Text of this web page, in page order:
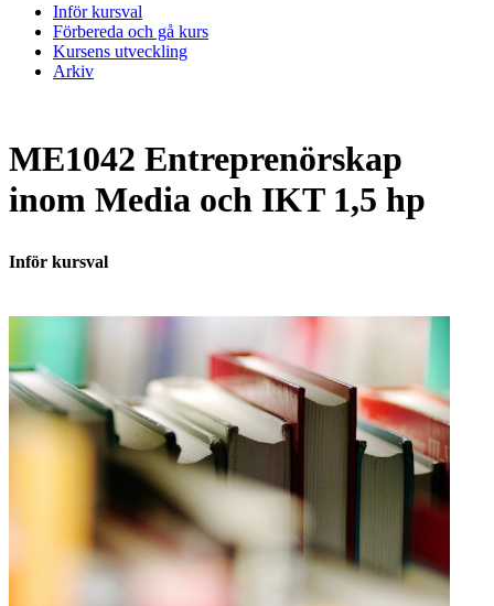
Inför kursval
Förbereda och gå kurs
Kursens utveckling
Arkiv
ME1042 Entreprenörskap
inom Media och IKT 1,5 hp
Inför kursval